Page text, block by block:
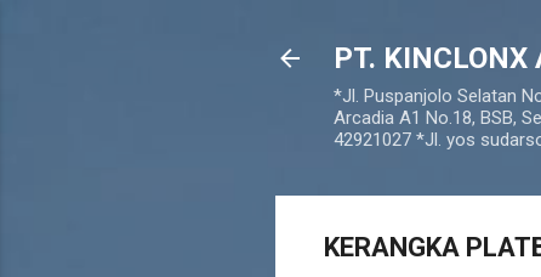
PT. KINCLONX
*Jl. Puspanjolo Selatan
Arcadia A1 No.18, BSB,
42921027 *Jl. yos
KERANGKA